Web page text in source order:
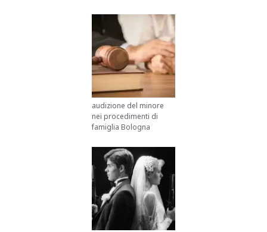
audizione del minore
nei procedimenti di
famiglia Bologna